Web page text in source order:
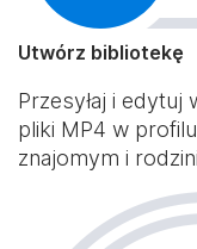
Utwórz bibliotekę
Przesyłaj i edytuj
pliki MP4 w
znajomym i